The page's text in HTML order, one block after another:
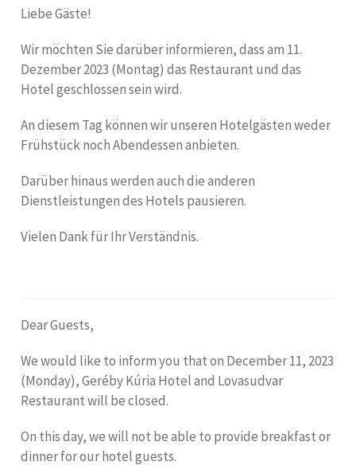
Liebe Gäste!
Wir möchten Sie darüber informieren, dass am 11.
Dezember 2023 (Montag) das Restaurant und das
Hotel geschlossen sein wird.
An diesem Tag können wir unseren Hotelgästen weder
Frühstück noch Abendessen anbieten.
Darüber hinaus werden auch die anderen
Dienstleistungen des Hotels pausieren.
Vielen Dank für Ihr Verständnis.
Dear Guests,
We would like to inform you that on December 11, 2023
(Monday), Geréby Kúria Hotel and Lovasudvar
Restaurant will be closed.
On this day, we will not be able to provide breakfast or
dinner for our hotel guests.